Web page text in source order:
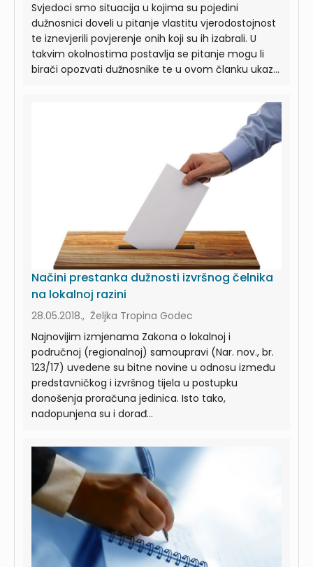
Svjedoci smo situacija u kojima su pojedini
dužnosnici doveli u pitanje vlastitu vjerodostojnost
te iznevjerili povjerenje onih koji su ih izabrali. U
takvim okolnostima postavlja se pitanje mogu li
birači opozvati dužnosnike te u ovom članku ukaz...
Načini prestanka dužnosti izvršnog čelnika
na lokalnoj razini
28.05.2018., Željka Tropina Godec
Najnovijim izmjenama Zakona o lokalnoj i
područnoj (regionalnoj) samoupravi (Nar. nov., br.
123/17) uvedene su bitne novine u odnosu između
predstavničkog i izvršnog tijela u postupku
donošenja proračuna jedinica. Isto tako,
nadopunjena su i dorađ...